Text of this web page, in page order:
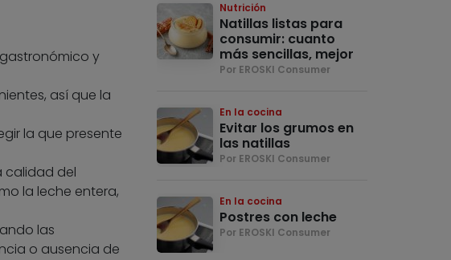
y
así que la
la que presente
calidad del
la leche entera,
las
o ausencia de
Nutrición
Natillas listas para
consumir: cuanto
más sencillas, mejor
Por EROSKI Consumer
En la cocina
Evitar los grumos en
las natillas
Por EROSKI Consumer
En la cocina
Postres con leche
Por EROSKI Consumer